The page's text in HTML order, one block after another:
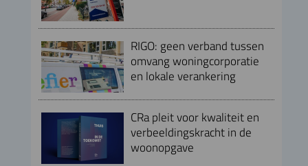
RIGO: geen verband tussen
omvang woningcorporatie
en lokale verankering
CRa pleit voor kwaliteit en
verbeeldingskracht in de
woonopgave